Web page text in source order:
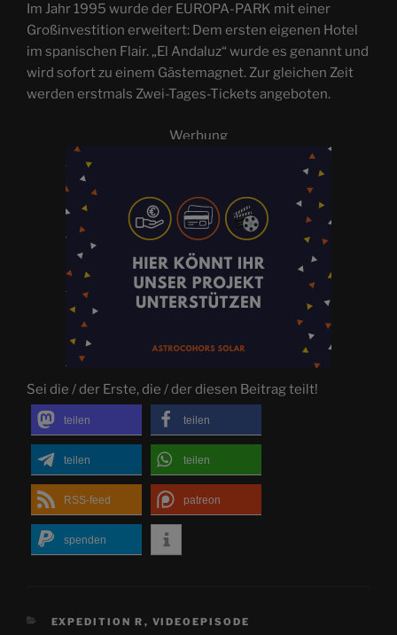
Im Jahr 1995 wurde der EUROPA-PARK mit einer
Großinvestition erweitert: Dem ersten eigenen Hotel
im spanischen Flair. „El Andaluz“ wurde es genannt und
wird sofort zu einem Gästemagnet. Zur gleichen Zeit
werden erstmals Zwei-Tages-Tickets angeboten.
Werbung
Sei die / der Erste, die / der diesen Beitrag teilt!
teilen teilen
teilen teilen
RSS-feed patreon
spenden
KATEGORIEN
EXPEDITION R , VIDEOEPISODE